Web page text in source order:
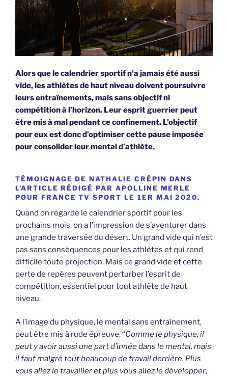
Alors que le calendrier sportif n’a jamais été aussi
vide, les athlètes de haut niveau doivent poursuivre
leurs entraînements, mais sans objectif ni
compétition à l’horizon. Leur esprit guerrier peut
être mis à mal pendant ce confinement. L’objectif
pour eux est donc d’optimiser cette pause imposée
pour consolider leur mental d’athlète.
TÉMOIGNAGE DE NATHALIE CRÉPIN DANS
L’ARTICLE RÉDIGÉ PAR APOLLINE MERLE
POUR FRANCE TV SPORT LE 1ER MAI 2020.
Quand on regarde le calendrier sportif pour les
prochains mois, on a l’impression de s’aventurer dans
une grande traversée du désert. Un grand vide qui n’est
pas sans conséquences pour les athlètes et qui rend
difficile toute projection. Mais ce grand vide et cette
perte de repères peuvent perturber l’esprit de
compétition, essentiel pour tout athlète de haut
niveau.
A l’image du physique, le mental sans entraînement,
peut être mis à rude épreuve. “Comme le physique, il
peut y avoir aussi une part d’innée dans le mental, mais
il faut malgré tout beaucoup de travail derrière. Plus
vous allez le travailler et plus vous allez le développer,